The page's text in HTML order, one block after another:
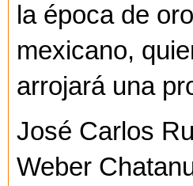
la época de
mexicano,
arrojará una
José Carlos
Weber